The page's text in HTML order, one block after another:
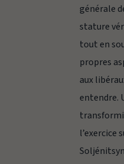
générale
stature
tout en
propres
aux
entendre.
l’exercice